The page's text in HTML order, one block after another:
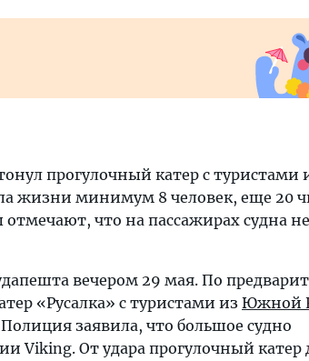
прогулочный катер с
жизни минимум 8 человек, еще 20
что на пассажирах судна
вечером 29 мая. По
«Русалка» с туристами из Южной
заявила, что большое судно
Viking. От удара прогулочный катер